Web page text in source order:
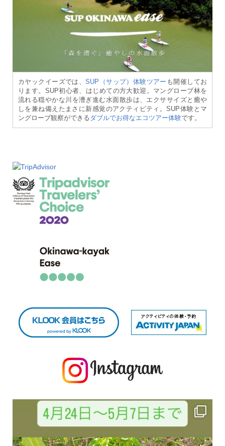
カヤックイーズでは、SUP（サップ）体験ツアー も開催してお
ります。SUP初心者、はじめての方大歓迎。マングローブ林を
流れる穏やかな川を漕ぎ進む水面散歩は、エクササイズと癒や
しを兼ね備えたまさに新感覚のアクティビティ。SUP体験とマ
ングローブ観察ができるダブルでお得なエコツアー体験です。